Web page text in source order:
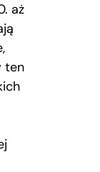
aż
ten